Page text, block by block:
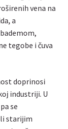
vena na
a
tegobe i čuva
doprinosi
industriji. U
se
starijim